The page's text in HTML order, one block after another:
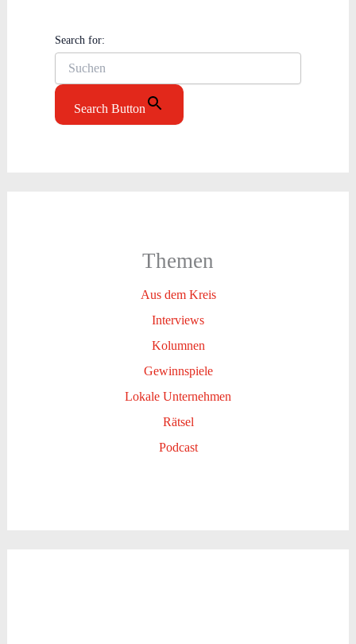
Search for:
Search Button
Themen
Aus dem Kreis
Interviews
Kolumnen
Gewinnspiele
Lokale Unternehmen
Rätsel
Podcast